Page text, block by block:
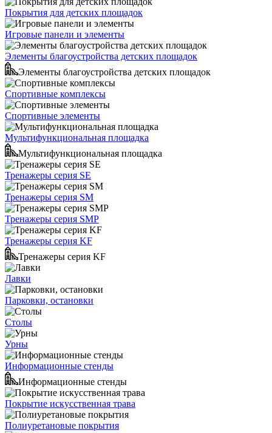
Покрытия для детских площадок
Игровые панели и элементы
Элементы благоустройства детских площадок
Элементы благоустройства детских площадок
Спортивные комплексы
Спортивные элементы
Мультифункциональная площадка
Мультифункциональная площадка
Тренажеры серия SE
Тренажеры серия SM
Тренажеры серия SMP
Тренажеры серия KF
Тренажеры серия KF
Лавки
Парковки, остановки
Столы
Урны
Информационные стенды
Информационные стенды
Покрытие искусственная трава
Полиуретановые покрытия